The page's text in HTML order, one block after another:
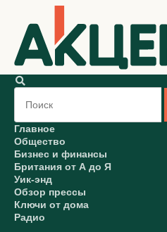
Главное
Общество
Бизнес и финансы
Британия от А до Я
Уик-энд
Обзор прессы
Ключи от дома
Радио